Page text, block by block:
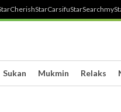
StarCarsifuStarSearch
Sukan Mukmin Relaks